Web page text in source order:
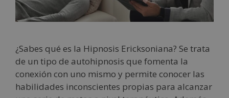
¿Sabes qué es la Hipnosis Ericksoniana? Se trata
de un tipo de autohipnosis que fomenta la
conexión con uno mismo y permite conocer las
habilidades inconscientes propias para alcanzar